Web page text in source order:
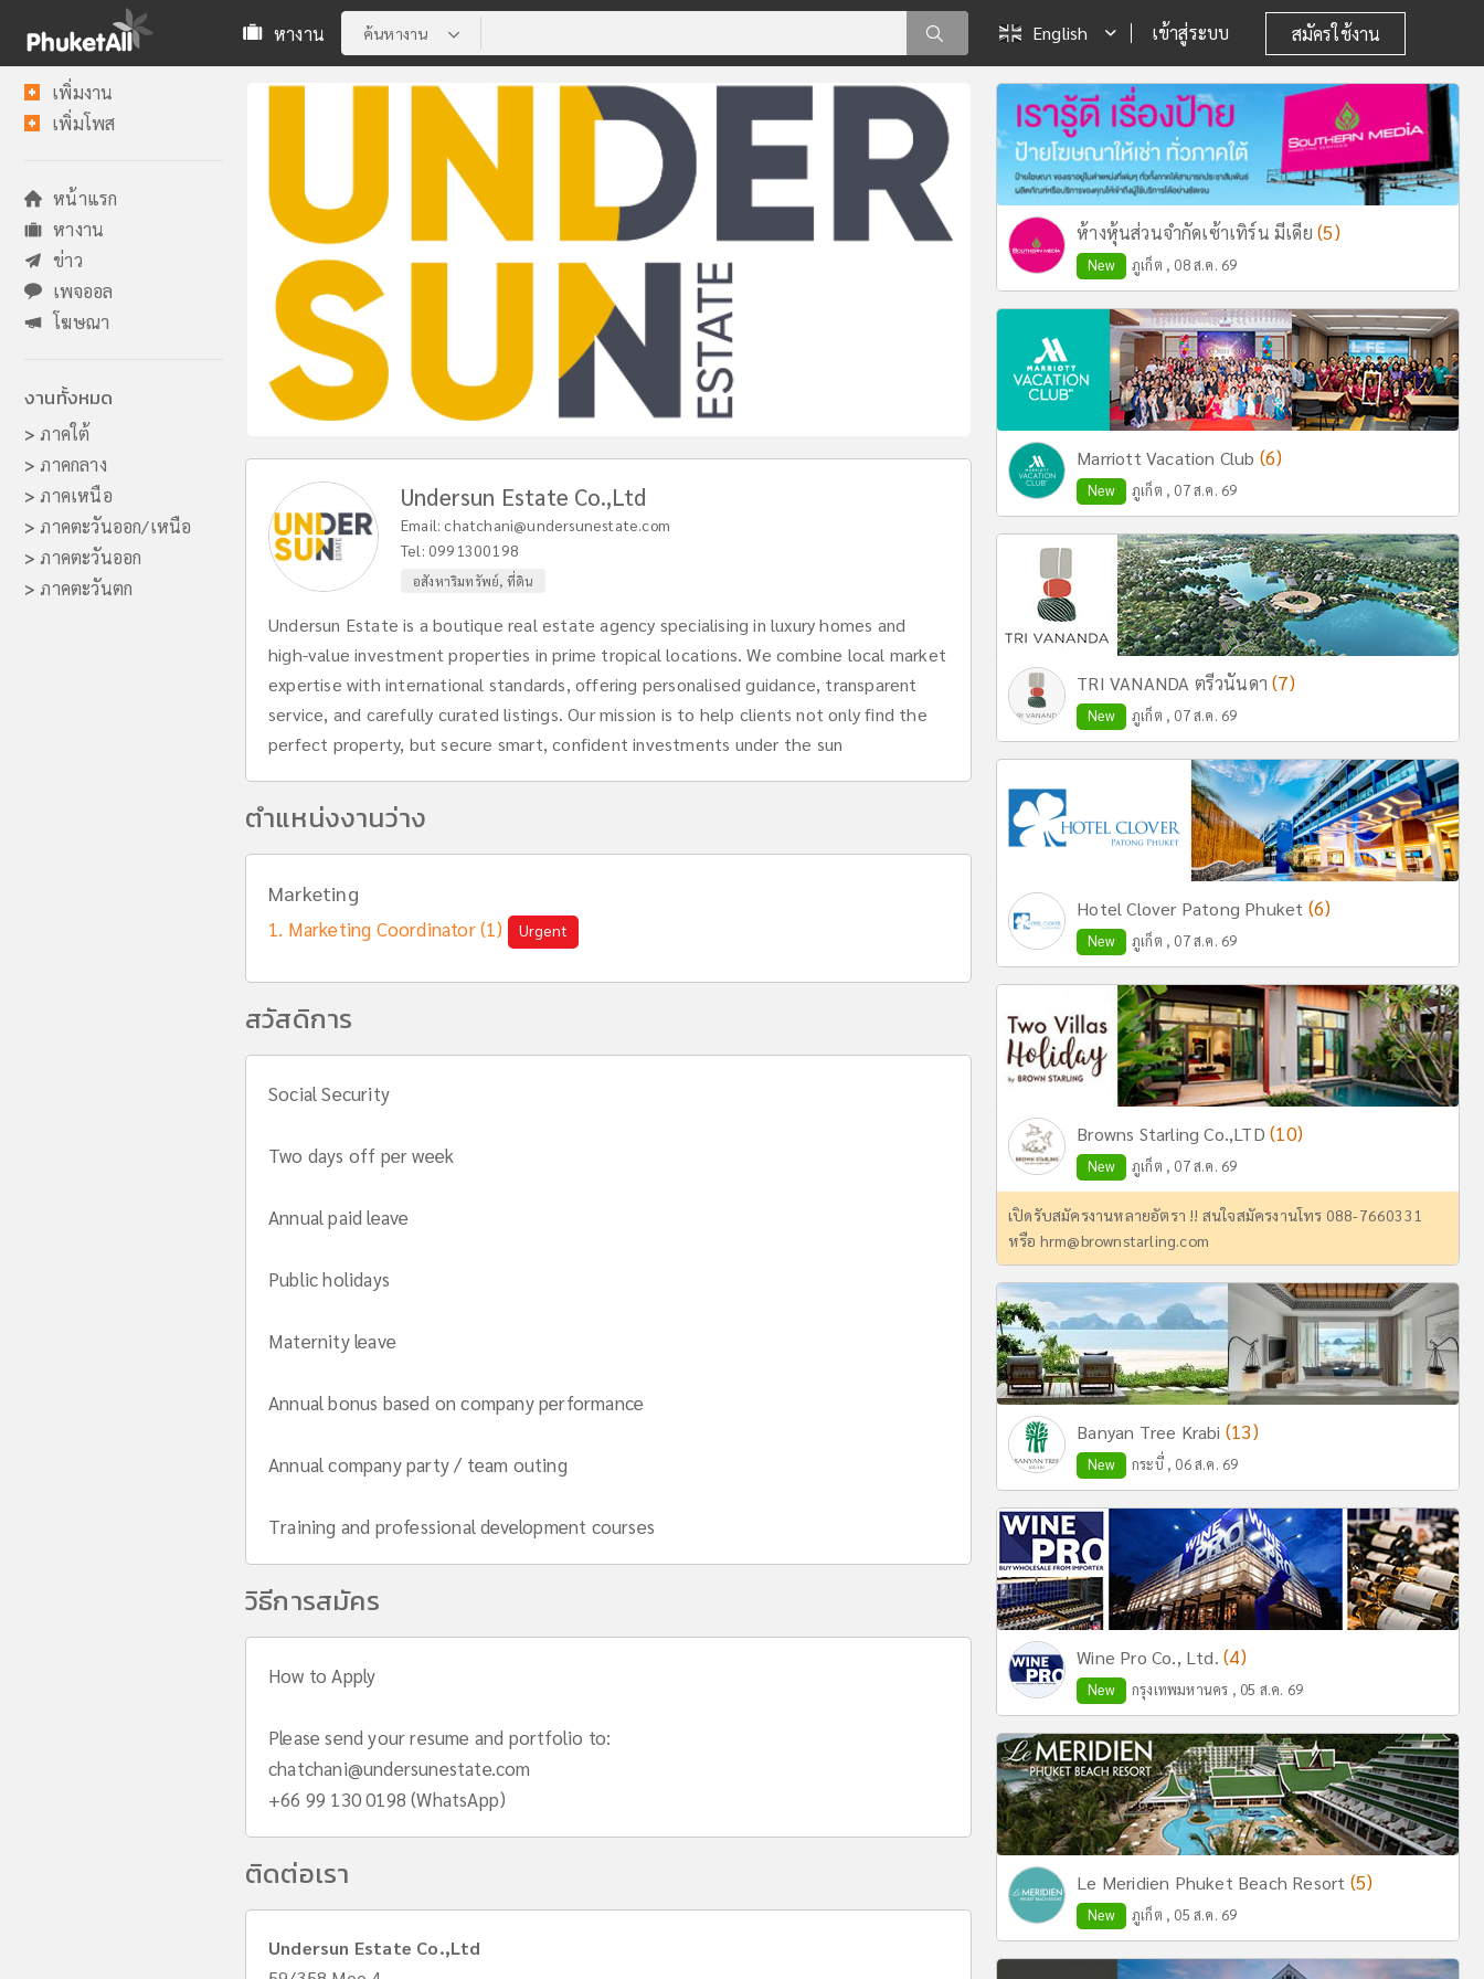
หางาน ค้นหางาน English เข้าสู่ระบบ สมัครใช้งาน
เพิ่มงาน
เพิ่มโพส
หน้าแรก
หางาน
ข่าว
เพจออล
โฆษณา
งานทั้งหมด
> ภาคใต้
> ภาคกลาง
> ภาคเหนือ
> ภาคตะวันออก/เหนือ
> ภาคตะวันออก
> ภาคตะวันตก
Undersun Estate Co.,Ltd
Email: chatchani@undersunestate.com
Tel: 0991300198
อสังหาริมทรัพย์, ที่ดิน
Undersun Estate is a boutique real estate agency specialising in luxury homes and
high-value investment properties in prime tropical locations. We combine local market
expertise with international standards, offering personalised guidance, transparent
service, and carefully curated listings. Our mission is to help clients not only find the
perfect property, but secure smart, confident investments under the sun
ตำแหน่งงานว่าง
Marketing
Marketing Coordinator (1) Urgent
สวัสดิการ
Social Security
Two days off per week
Annual paid leave
Public holidays
Maternity leave
Annual bonus based on company performance
Annual company party / team outing
Training and professional development courses
วิธีการสมัคร
How to Apply
Please send your resume and portfolio to:
chatchani@undersunestate.com
+66 99 130 0198 (WhatsApp)
ติดต่อเรา
Undersun Estate Co.,Ltd
ห้างหุ้นส่วนจำกัดเซ้าเทิร์น มีเดีย(5)
New ภูเก็ต , 08 ส.ค. 69
Marriott Vacation Club (6)
New ภูเก็ต , 07 ส.ค. 69
TRI VANANDA ตรีวนันดา(7)
New ภูเก็ต , 07 ส.ค. 69
Hotel Clover Patong Phuket (6)
New ภูเก็ต , 07 ส.ค. 69
Browns Starling Co.,LTD(10)
New ภูเก็ต , 07 ส.ค. 69
เปิดรับสมัครงานหลายอัตรา !! สนใจสมัครงานโทร 088-7660331
หรือ hrm@brownstarling.com
Banyan Tree Krabi (13)
New กระบี่ , 06 ส.ค. 69
Wine Pro Co., Ltd.(4)
New กรุงเทพมหานคร , 05 ส.ค. 69
Le Meridien Phuket Beach Resort (5)
New ภูเก็ต , 05 ส.ค. 69